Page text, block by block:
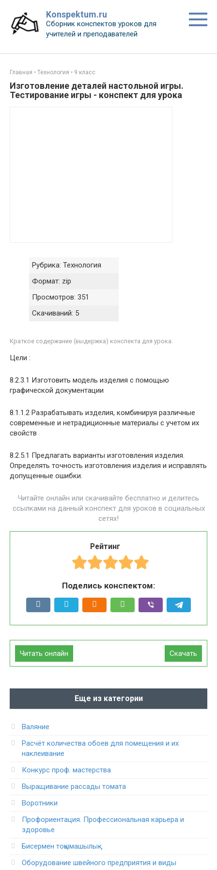
контенту
Konspektum.ru
Сборник конспектов уроков для
учителей и преподавателей
Главная • Технология • 9 класс
Изготовление деталей настольной игры.
Тестирование игры - конспект для урока
Рубрика: Технология
Формат: zip
Просмотров: 351
Скачиваний: 5
Краткое содержание (выдержка) конспекта для урока:
Цели :
8.2.3.1 Изготовить модель изделия с помощью
графической документации
8.1.1.2 Разрабатывать изделия, комбинируя различные
современные и нетрадиционные материалы с учетом их
свойств
8.2.5.1 Предлагать варианты изготовления изделия.
Определять точность изготовления изделия и исправлять
допущенные ошибки.
Читайте онлайн или скачивайте бесплатно и делитесь
ссылками на данный конспект для уроков в социальных
сетях!
Рейтинг
Поделись конспектом:
Скачать
Читать онлайн
Еще из категории
Валяние
Расчёт количества обоев для помещения и их
наклеивание
Конкурс проф. мастерства
Выращивание рассады томата
Воротники
Профориентация. Профессиональная карьера и
здоровье
Бисермен тоқымашылық
Оборудование швейного предприятия и виды